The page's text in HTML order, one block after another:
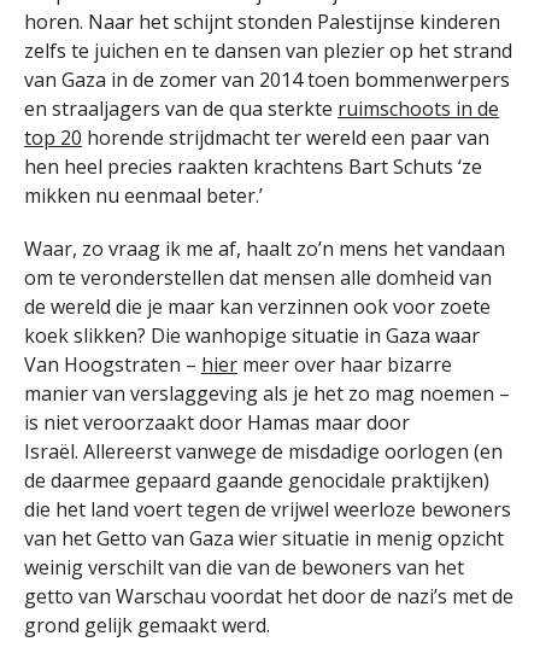
horen. Naar het schijnt stonden Palestijnse kinderen
zelfs te juichen en te dansen van plezier op het strand
van Gaza in de zomer van 2014 toen bommenwerpers
en straaljagers van de qua sterkte ruimschoots in de
top 20 horende strijdmacht ter wereld een paar van
hen heel precies raakten krachtens Bart Schuts ‘ze
mikken nu eenmaal beter.’
Waar, zo vraag ik me af, haalt zo’n mens het vandaan
om te veronderstellen dat mensen alle domheid van
de wereld die je maar kan verzinnen ook voor zoete
koek slikken? Die wanhopige situatie in Gaza waar
Van Hoogstraten – hier meer over haar bizarre
manier van verslaggeving als je het zo mag noemen –
is niet veroorzaakt door Hamas maar door
Israël. Allereerst vanwege de misdadige oorlogen (en
de daarmee gepaard gaande genocidale praktijken)
die het land voert tegen de vrijwel weerloze bewoners
van het Getto van Gaza wier situatie in menig opzicht
weinig verschilt van die van de bewoners van het
getto van Warschau voordat het door de nazi’s met de
grond gelijk gemaakt werd.